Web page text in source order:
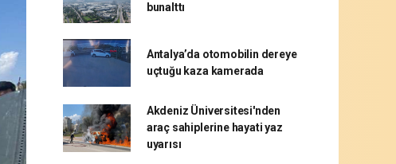
bunalttı
Antalya’da otomobilin dereye
uçtuğu kaza kamerada
Akdeniz Üniversitesi'nden
araç sahiplerine hayati yaz
uyarısı